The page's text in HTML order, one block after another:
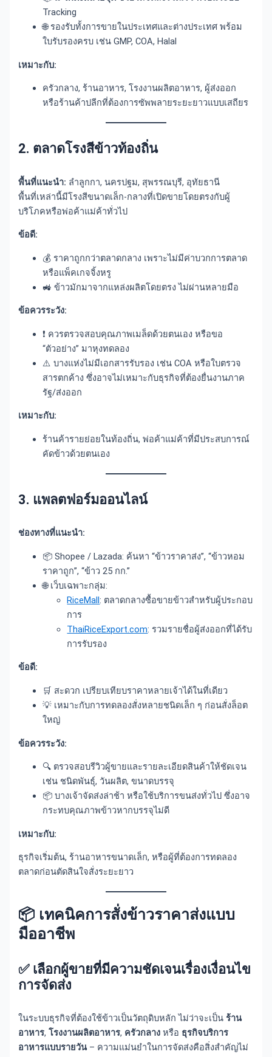
Tracking
🌐 รองรับทั้งการขายในประเทศและต่างประเทศ พร้อม
ใบรับรองครบ เช่น GMP, COA, Halal
เหมาะกับ:
ครัวกลาง, ร้านอาหาร, โรงงานผลิตอาหาร, ผู้ส่งออก
หรือร้านค้าปลีกที่ต้องการซัพพลายระยะยาวแบบเสถียร
2. ตลาดโรงสีข้าวท้องถิ่น
พื้นที่แนะนำ: ลำลูกกา, นครปฐม, สุพรรณบุรี, อุทัยธานี
พื้นที่เหล่านี้มีโรงสีขนาดเล็ก-กลางที่เปิดขายโดยตรงกับผู้
บริโภคหรือพ่อค้าแม่ค้าทั่วไป
ข้อดี:
💰 ราคาถูกกว่าตลาดกลาง เพราะไม่มีค่าบวกการตลาด
หรือแพ็คเกจจิ้งหรู
🚜 ข้าวมักมาจากแหล่งผลิตโดยตรง ไม่ผ่านหลายมือ
ข้อควรระวัง:
❗ ควรตรวจสอบคุณภาพเมล็ดด้วยตนเอง หรือขอ
“ตัวอย่าง” มาหุงทดลอง
⚠️ บางแห่งไม่มีเอกสารรับรอง เช่น COA หรือใบตรวจ
สารตกค้าง ซึ่งอาจไม่เหมาะกับธุรกิจที่ต้องยื่นงานภาค
รัฐ/ส่งออก
เหมาะกับ:
ร้านค้ารายย่อยในท้องถิ่น, พ่อค้าแม่ค้าที่มีประสบการณ์
คัดข้าวด้วยตนเอง
3. แพลตฟอร์มออนไลน์
ช่องทางที่แนะนำ:
📦 Shopee / Lazada: ค้นหา “ข้าวราคาส่ง”, “ข้าวหอม
ราคาถูก”, “ข้าว 25 กก.”
🌐 เว็บเฉพาะกลุ่ม:
RiceMall: ตลาดกลางซื้อขายข้าวสำหรับผู้ประกอบ
การ
ThaiRiceExport.com: รวมรายชื่อผู้ส่งออกที่ได้รับ
การรับรอง
ข้อดี:
🛒 สะดวก เปรียบเทียบราคาหลายเจ้าได้ในที่เดียว
💡 เหมาะกับการทดลองสั่งหลายชนิดเล็ก ๆ ก่อนสั่งล็อต
ใหญ่
ข้อควรระวัง:
🔍 ตรวจสอบรีวิวผู้ขายและรายละเอียดสินค้าให้ชัดเจน
เช่น ชนิดพันธุ์, วันผลิต, ขนาดบรรจุ
📦 บางเจ้าจัดส่งล่าช้า หรือใช้บริการขนส่งทั่วไป ซึ่งอาจ
กระทบคุณภาพข้าวหากบรรจุไม่ดี
เหมาะกับ:
ธุรกิจเริ่มต้น, ร้านอาหารขนาดเล็ก, หรือผู้ที่ต้องการทดลอง
ตลาดก่อนตัดสินใจสั่งระยะยาว
📦 เทคนิคการสั่งข้าวราคาส่งแบบ
มืออาชีพ
✅ เลือกผู้ขายที่มีความชัดเจนเรื่องเงื่อนไข
การจัดส่ง
ในระบบธุรกิจที่ต้องใช้ข้าวเป็นวัตถุดิบหลัก ไม่ว่าจะเป็นร้าน
อาหาร,โรงงานผลิตอาหาร, ครัวกลาง หรือ ธุรกิจบริการ
อาหารแบบรายวัน– ความแม่นยำในการจัดส่งคือสิ่งสำคัญไม่